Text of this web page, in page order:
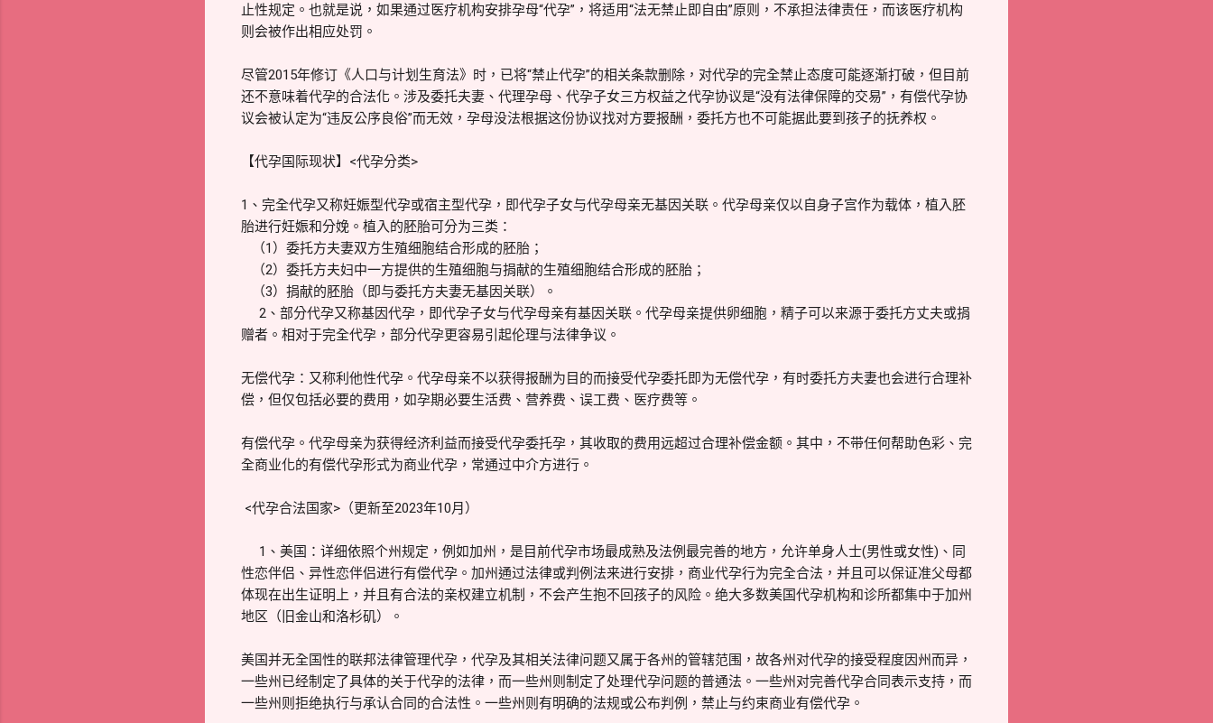
止性规定。也就是说，如果通过医疗机构安排孕母“代孕”，将适用“法无禁止即自由”原则，不承担法律责任，而该医疗机构
则会被作出相应处罚。
尽管2015年修订《人口与计划生育法》时，已将“禁止代孕”的相关条款删除，对代孕的完全禁止态度可能逐渐打破，但目前
还不意味着代孕的合法化。涉及委托夫妻、代理孕母、代孕子女三方权益之代孕协议是“没有法律保障的交易”，有偿代孕协
议会被认定为“违反公序良俗”而无效，孕母没法根据这份协议找对方要报酬，委托方也不可能据此要到孩子的抚养权。
【代孕国际现状】<代孕分类>
1、完全代孕又称妊娠型代孕或宿主型代孕，即代孕子女与代孕母亲无基因关联。代孕母亲仅以自身子宫作为载体，植入胚
胎进行妊娠和分娩。植入的胚胎可分为三类：
（1）委托方夫妻双方生殖细胞结合形成的胚胎；
（2）委托方夫妇中一方提供的生殖细胞与捐献的生殖细胞结合形成的胚胎；
（3）捐献的胚胎（即与委托方夫妻无基因关联）。
2、部分代孕又称基因代孕，即代孕子女与代孕母亲有基因关联。代孕母亲提供卵细胞，精子可以来源于委托方丈夫或捐
赠者。相对于完全代孕，部分代孕更容易引起伦理与法律争议。
无偿代孕：又称利他性代孕。代孕母亲不以获得报酬为目的而接受代孕委托即为无偿代孕，有时委托方夫妻也会进行合理补
偿，但仅包括必要的费用，如孕期必要生活费、营养费、误工费、医疗费等。
有偿代孕。代孕母亲为获得经济利益而接受代孕委托孕，其收取的费用远超过合理补偿金额。其中，不带任何帮助色彩、完
全商业化的有偿代孕形式为商业代孕，常通过中介方进行。
<代孕合法国家>（更新至2023年10月）
1、美国：详细依照个州规定，例如加州，是目前代孕市场最成熟及法例最完善的地方，允许单身人士(男性或女性)、同
性恋伴侣、异性恋伴侣进行有偿代孕。加州通过法律或判例法来进行安排，商业代孕行为完全合法，并且可以保证准父母都
体现在出生证明上，并且有合法的亲权建立机制，不会产生抱不回孩子的风险。绝大多数美国代孕机构和诊所都集中于加州
地区（旧金山和洛杉矶）。
美国并无全国性的联邦法律管理代孕，代孕及其相关法律问题又属于各州的管辖范围，故各州对代孕的接受程度因州而异，
一些州已经制定了具体的关于代孕的法律，而一些州则制定了处理代孕问题的普通法。一些州对完善代孕合同表示支持，而
一些州则拒绝执行与承认合同的合法性。一些州则有明确的法规或公布判例，禁止与约束商业有偿代孕。